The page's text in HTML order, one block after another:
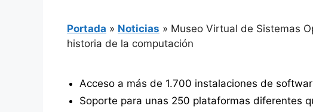
Portada » Noticias » Museo Virtual de Sistemas
historia de la computación
Acceso a más de 1.700 instalaciones de
Soporte para unas 250 plataformas diferentes